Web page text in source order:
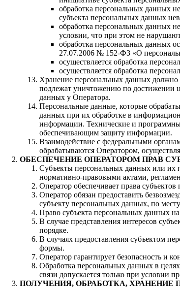
обработка персональных данных
субъекта персональных данных
обработка персональных данных
условии, что при этом не
обработка персональных данных
27.07.2006 № 152-ФЗ «О
осуществляется обработка
осуществляется обработка
Хранение персональных данных должно
подлежат уничтожению по достижении
данных у Оператора.
Персональные данные, которые
данных при их обработке в
информации. Технические и
обеспечивающим защиту информации.
Взаимодействие с федеральными
обрабатываются Оператором,
ОБЕСПЕЧЕНИЕ ОПЕРАТОРОМ ПРАВ
Субъекты персональных данных или их
нормативно-правовыми актами,
Оператор обеспечивает права
Оператор обязан предоставить
субъекту персональных данных, по
Право субъекта персональных данных
В случае представления интересов
порядке.
В случаях предоставления субъектом
формы.
Оператор гарантирует безопасность и
Обработка персональных данных в
связи допускается только при условии
ПОЛУЧЕНИЯ, ОБРАБОТКА,